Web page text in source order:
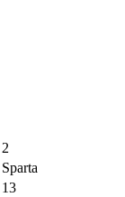
2
Sparta
13